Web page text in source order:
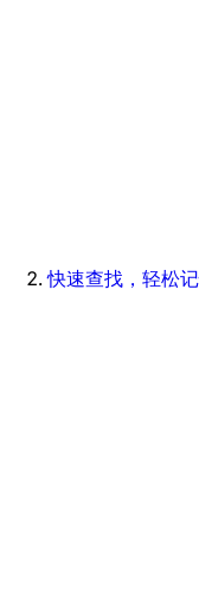
快速查找，轻松